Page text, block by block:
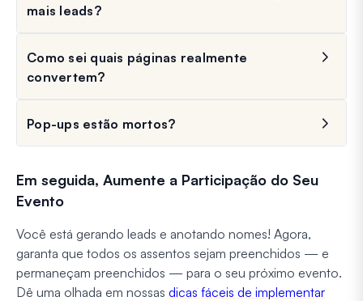
mais leads?
Como sei quais páginas realmente
convertem?
Pop-ups estão mortos?
Em seguida, Aumente a Participação do Seu
Evento
Você está gerando leads e anotando nomes! Agora,
garanta que todos os assentos sejam preenchidos — e
permaneçam preenchidos — para o seu próximo evento.
Dê uma olhada em nossas dicas fáceis de implementar